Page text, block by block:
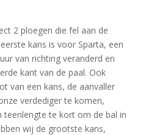
2 ploegen die fel aan de
kans is voor Sparta, een
van richting veranderd en
kant van de paal. Ook
van een kans, de aanvaller
verdediger te komen,
te kort om de bal in
wij de grootste kans,